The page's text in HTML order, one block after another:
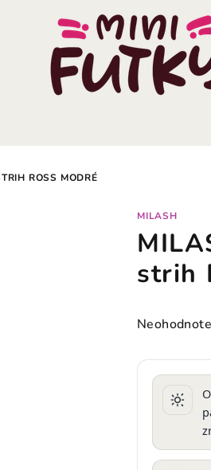
ROSS MODRÉ
MILASH
strih
Priemerné
produktu
hviezdičiek.